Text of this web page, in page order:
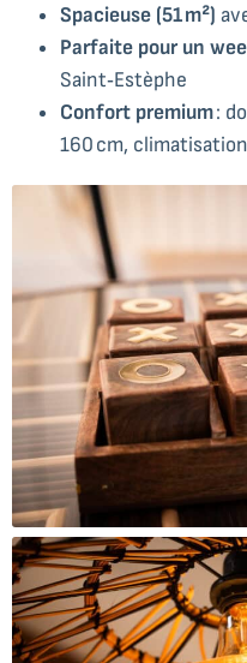
Spacieuse (51 m²)
Parfaite pour un
Saint‑Estèphe
Confort premium:
160 cm, climatisation